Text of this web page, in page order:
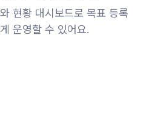
현황 대시보드로 목표 등록
운영할 수 있어요.